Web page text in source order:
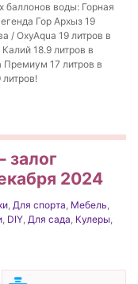
баллонов воды: Горная
Гор Архыз 19
/ OxyAqua 19 литров в
18.9 литров в
Премиум 17 литров в
залог
2024
, Для спорта, Мебель,
, DIY, Для сада, Кулеры,